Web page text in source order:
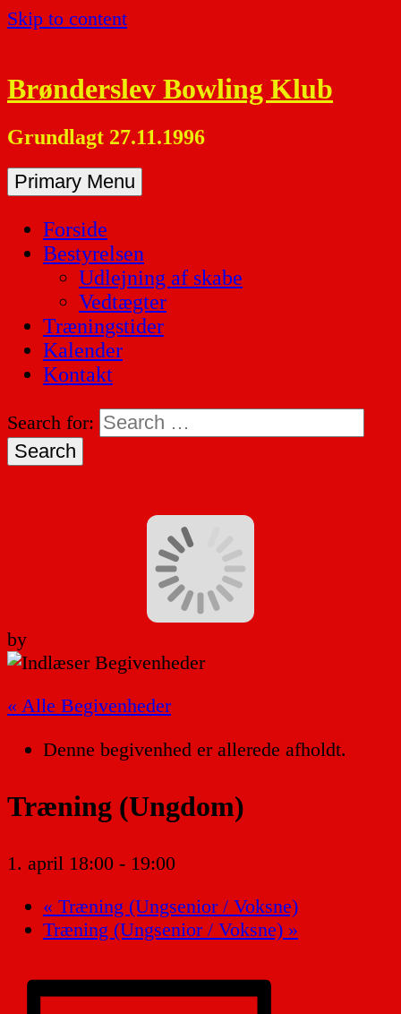
Skip to content
Brønderslev Bowling Klub
Grundlagt 27.11.1996
Primary Menu
Forside
Bestyrelsen
Udlejning af skabe
Vedtægter
Træningstider
Kalender
Kontakt
Search for:
by
« Alle Begivenheder
Denne begivenhed er allerede afholdt.
Træning (Ungdom)
1. april 18:00 - 19:00
« Træning (Ungsenior / Voksne)
Træning (Ungsenior / Voksne) »